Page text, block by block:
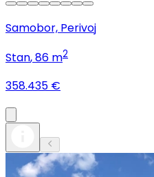
Samobor, Perivoj
Stan, 86 m2
358.435 €